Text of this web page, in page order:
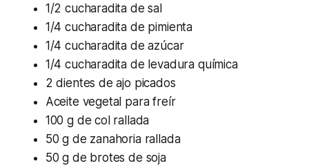
1/2 cucharadita de sal
1/4 cucharadita de pimienta
1/4 cucharadita de azúcar
1/4 cucharadita de levadura química
2 dientes de ajo picados
Aceite vegetal para freír
100 g de col rallada
50 g de zanahoria rallada
50 g de brotes de soja